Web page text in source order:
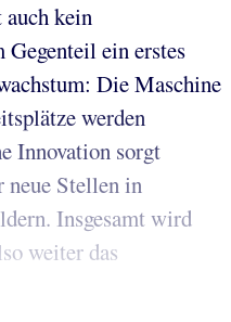
kein
ein erstes
Die Maschine
werden
Innovation sorgt
neue Stellen in
Insgesamt wird
weiter das